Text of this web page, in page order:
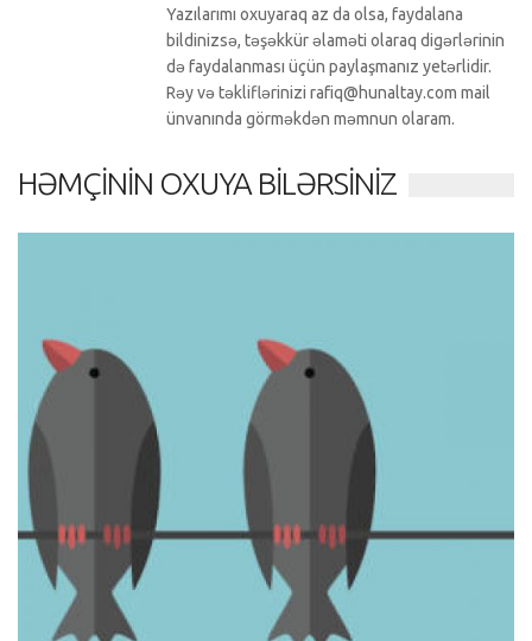
Yazılarımı oxuyaraq az da olsa, faydalana
bildinizsə, təşəkkür əlaməti olaraq digərlərinin
də faydalanması üçün paylaşmanız yetərlidir.
Rəy və təkliflərinizi rafiq@hunaltay.com mail
ünvanında görməkdən məmnun olaram.
HƏMÇININ OXUYA BILƏRSINIZ